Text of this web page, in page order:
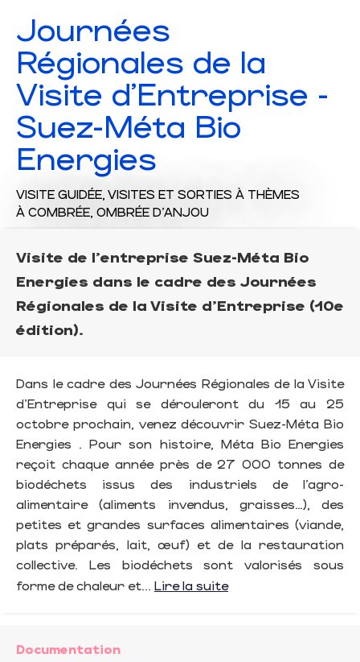
Journées
Régionales de la
Visite d'Entreprise -
Suez-Méta Bio
Energies
VISITE GUIDÉE, VISITES ET SORTIES À THÈMES
À COMBRÉE, OMBRÉE D'ANJOU
Visite de l'entreprise Suez-Méta Bio
Energies dans le cadre des Journées
Régionales de la Visite d'Entreprise (10e
édition).
Dans le cadre des Journées Régionales de la Visite
d'Entreprise qui se dérouleront du 15 au 25
octobre prochain, venez découvrir Suez-Méta Bio
Energies . Pour son histoire, Méta Bio Energies
reçoit chaque année près de 27 000 tonnes de
biodéchets issus des industriels de l’agro-
alimentaire (aliments invendus, graisses…), des
petites et grandes surfaces alimentaires (viande,
plats préparés, lait, œuf) et de la restauration
collective. Les biodéchets sont valorisés sous
forme de chaleur et... Lire la suite
Documentation